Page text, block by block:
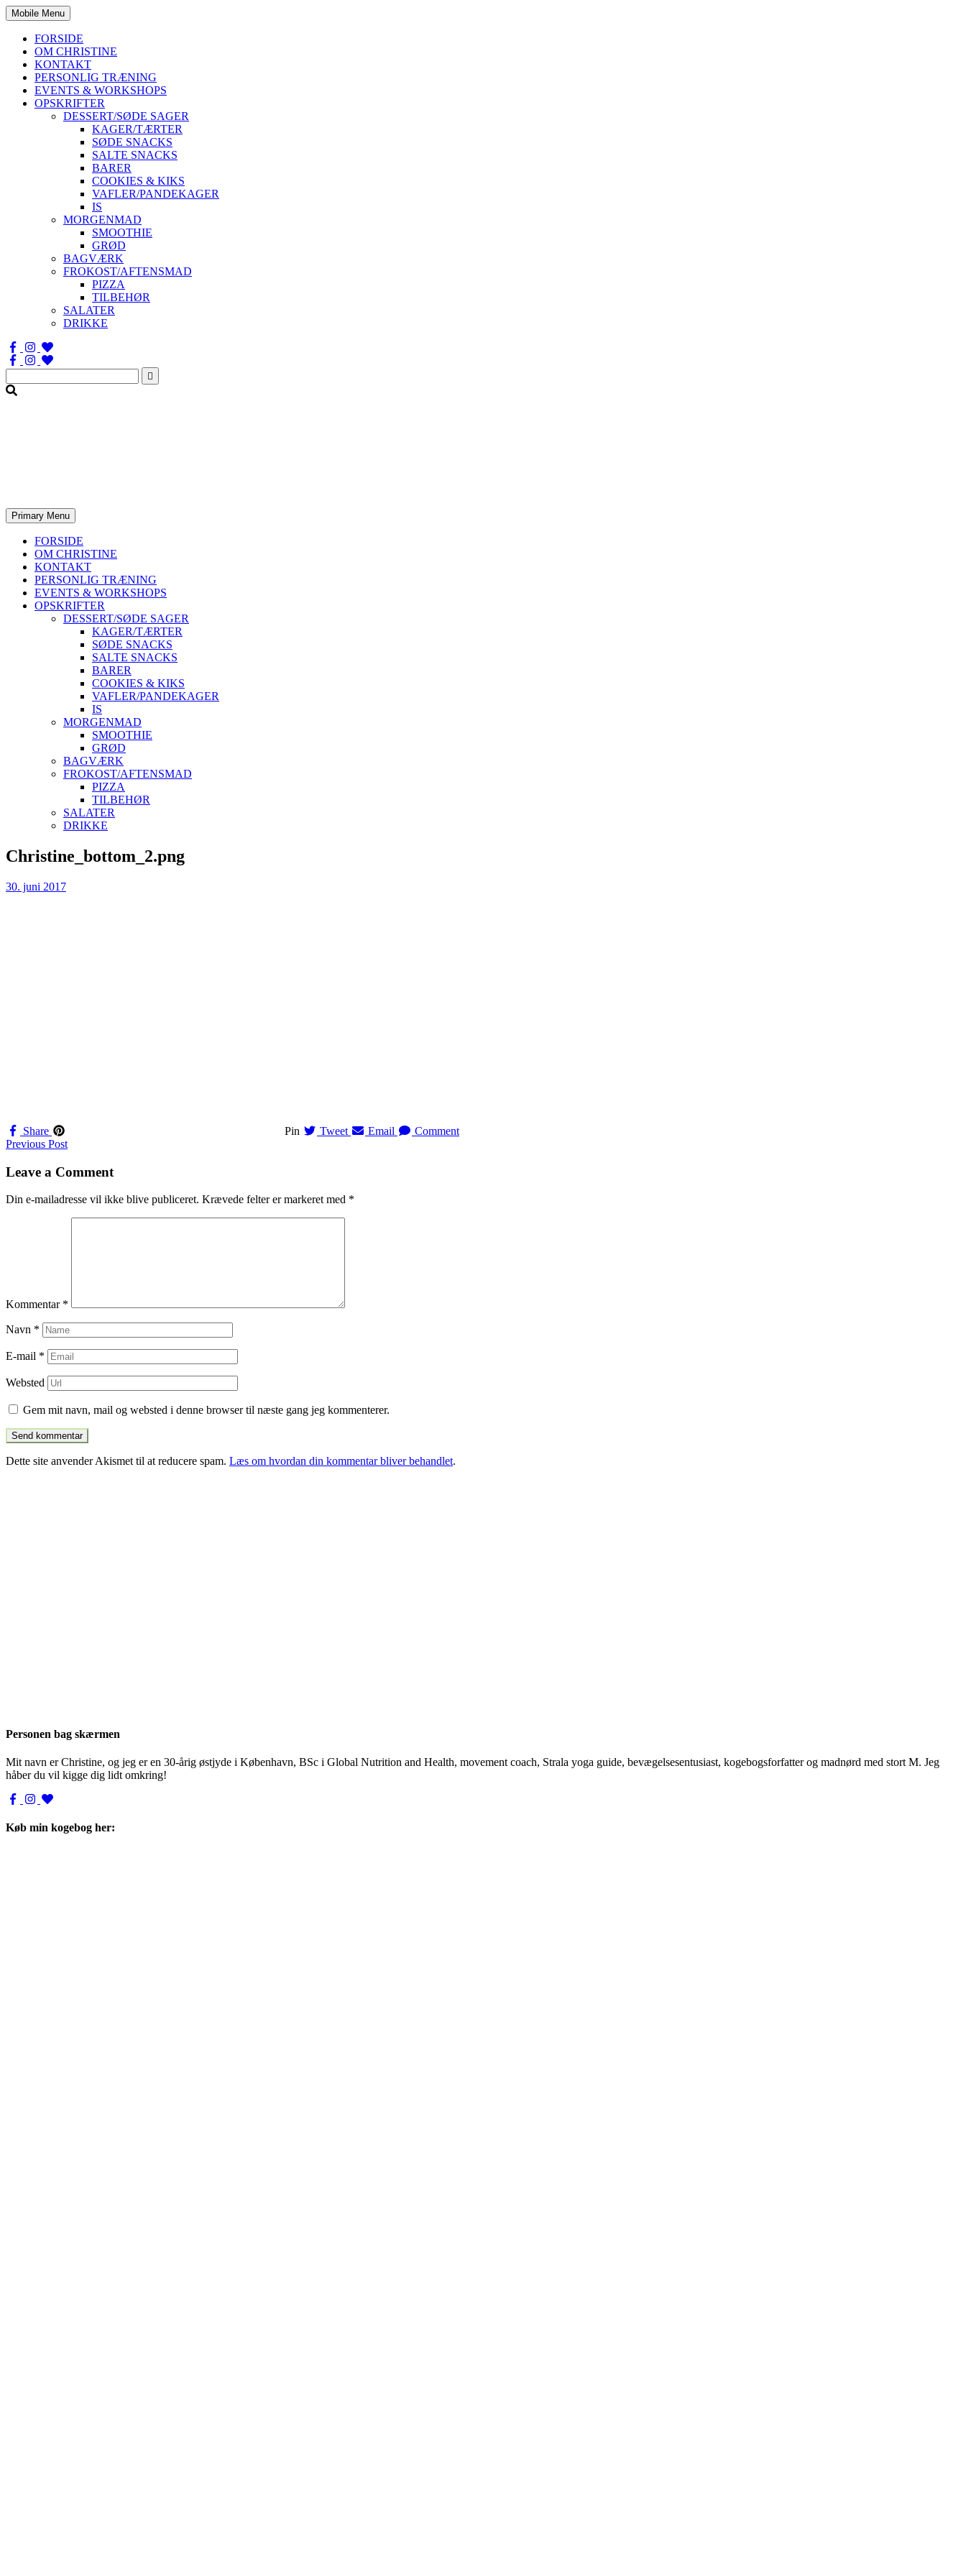
Mobile Menu
FORSIDE
OM CHRISTINE
KONTAKT
PERSONLIG TRÆNING
EVENTS & WORKSHOPS
OPSKRIFTER
DESSERT/SØDE SAGER
KAGER/TÆRTER
SØDE SNACKS
SALTE SNACKS
BARER
COOKIES & KIKS
VAFLER/PANDEKAGER
IS
MORGENMAD
SMOOTHIE
GRØD
BAGVÆRK
FROKOST/AFTENSMAD
PIZZA
TILBEHØR
SALATER
DRIKKE
Søg
efter:
Primary Menu
FORSIDE
OM CHRISTINE
KONTAKT
PERSONLIG TRÆNING
EVENTS & WORKSHOPS
OPSKRIFTER
DESSERT/SØDE SAGER
KAGER/TÆRTER
SØDE SNACKS
SALTE SNACKS
BARER
COOKIES & KIKS
VAFLER/PANDEKAGER
IS
MORGENMAD
SMOOTHIE
GRØD
BAGVÆRK
FROKOST/AFTENSMAD
PIZZA
TILBEHØR
SALATER
DRIKKE
Skip
to
Christine_bottom_2.png
30. juni 2017
Share Pin Tweet Email Comment
Navigation
til
Previous Post
Leave a Comment
Din e-mailadresse vil ikke blive publiceret. Krævede felter er markeret med *
Kommentar *
Navn *
E-mail *
Websted
Gem mit navn, mail og websted i denne browser til næste gang jeg kommenterer.
Dette site anvender Akismet til at reducere spam. Læs om hvordan din kommentar bliver behandlet.
Personen bag skærmen
Mit navn er Christine, og jeg er en 30-årig østjyde i København, BSc i Global Nutrition and Health, movement coach, Strala yoga guide, bevægelsesentusiast, kogebogsforfatter og madnørd med stort M. Jeg
håber du vil kigge dig lidt omkring!
Køb min kogebog her: